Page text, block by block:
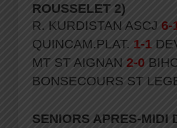
ROUSSELET 2)
R. KURDISTAN ASCJ 6-
QUINCAM.PLAT. 1-1
MT ST AIGNAN 2-0
BONSECOURS ST
SENIORS APRES-MIDI